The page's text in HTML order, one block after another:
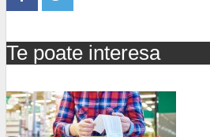
Te poate interesa